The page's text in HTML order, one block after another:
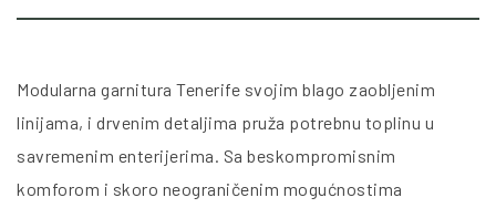
Modularna garnitura Tenerife svojim blago zaobljenim
linijama, i drvenim detaljima pruža potrebnu toplinu u
savremenim enterijerima. Sa beskompromisnim
komforom i skoro neograničenim mogućnostima